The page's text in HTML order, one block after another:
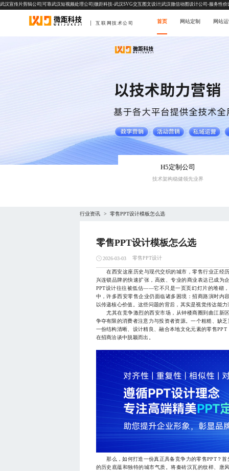
武汉宣传片剪辑公司|可靠武汉短视频处理公司|微距科技-武汉SVG交互图文设计|武汉微信动图设计公司-服务性价
互联网技术公司 首页 网站定制 网站
H5定制公司
技术架构稳健领先业界
行业资讯 > 零售PPT设计模板怎么选
零售PPT设计模板怎么选
2026-03-03 零售PPT设计
在西安这座历史与现代交织的城市，零售行业正经
兴连锁品牌的快速扩张，高效、专业的商业表达已成为
PPT设计往往被低估——它不只是一页页幻灯片的堆砌
中，许多西安零售企业仍面临诸多困境：招商路演时内
以传递核心价值。这些问题的背后，其实是视觉传达能
尤其在竞争激烈的西安市场，从钟楼商圈到曲江新
争夺有限的消费者注意力与投资者资源。一个粗糙、缺
一份结构清晰、设计精良、融合本地文化元素的零售
在招商洽谈中脱颖而出。
那么，如何打造一份真正具备竞争力的零售PPT？首
的历史底蕴和独特的城市气质。将秦砖汉瓦的纹样、唐